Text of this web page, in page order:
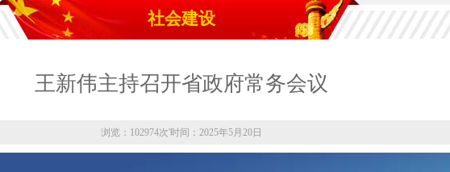
社会建设
王新伟主持召开省政府常务会议
浏览：102974次'时间：2025年5月20日